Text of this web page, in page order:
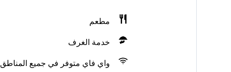
مطعم
خدمة الغرف
واي فاي متوفر في جميع المناطق